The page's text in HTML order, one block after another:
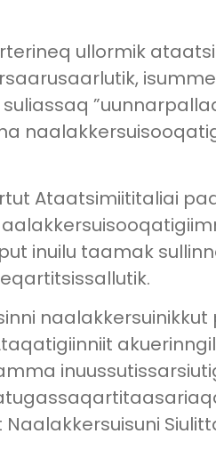
ullormik
Ataatsimiititaliai
inuilu taamak